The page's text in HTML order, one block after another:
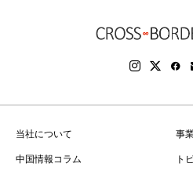
当社について 事
中国情報コラム ト